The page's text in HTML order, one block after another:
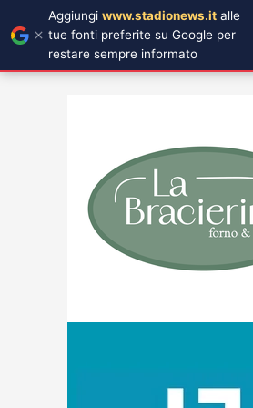
Aggiungi www.stadionews.it alle
tue fonti preferite su Google per
restare sempre informato